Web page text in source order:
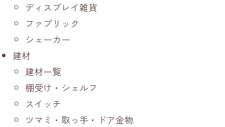
ディスプレイ雑貨
ファブリック
シェーカー
建材
建材一覧
棚受け・シェルフ
スイッチ
ツマミ・取っ手・ドア金物